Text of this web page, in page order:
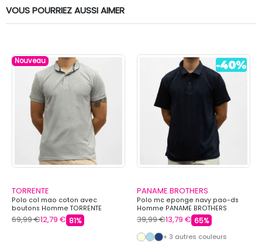
VOUS POURRIEZ AUSSI AIMER
Nouveau
TORRENTE
Polo col mao coton avec
boutons Homme TORRENTE
69,99 €12,79 € 81%
PANAME BROTHERS
Polo mc eponge navy pao-ds
Homme PANAME BROTHERS
39,99 €13,79 € 65%
+ 3 autres couleurs